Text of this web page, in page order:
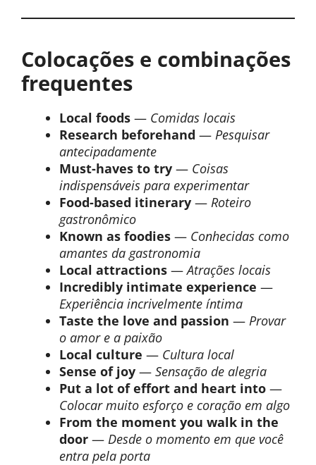
Colocações e combinações
frequentes
Local foods — Comidas locais
Research beforehand — Pesquisar
antecipadamente
Must-haves to try — Coisas
indispensáveis para experimentar
Food-based itinerary — Roteiro
gastronômico
Known as foodies — Conhecidas como
amantes da gastronomia
Local attractions —Atrações locais
Incredibly intimate experience —
Experiência incrivelmente íntima
Taste the love and passion — Provar
o amor e a paixão
Local culture — Cultura local
Sense of joy — Sensação de alegria
Put a lot of effort and heart into —
Colocar muito esforço e coração em algo
From the moment you walk in the
door — Desde o momento em que você
entra pela porta